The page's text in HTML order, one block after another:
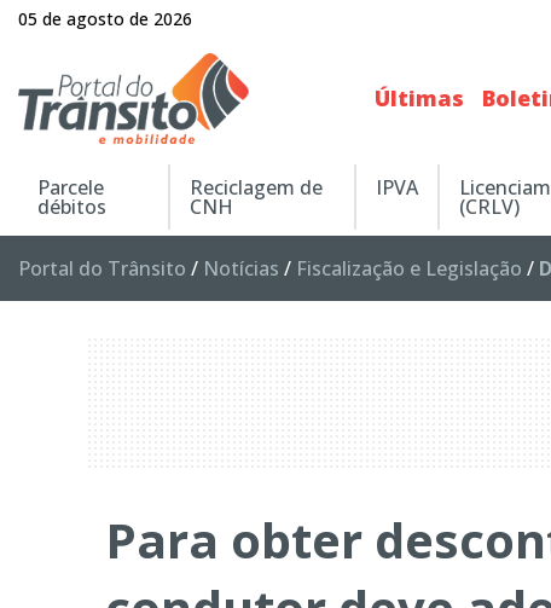
05 de agosto de 2026
Últimas
Parcele
débitos
Reciclagem de
CNH
IPVA
(CRLV)
Portal do Trânsito / Notícias / Fiscalização e Legislação /
Para obter